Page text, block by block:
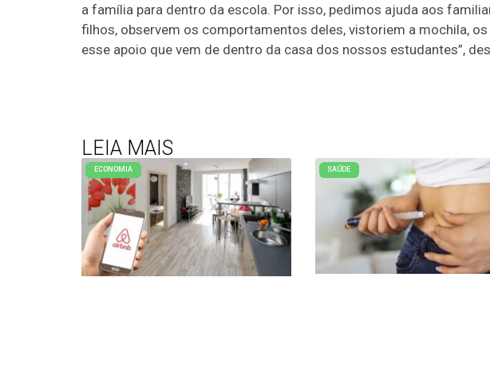
a família para dentro da escola. Por isso, pedimos ajuda aos
filhos, observem os comportamentos deles, vistoriem a mochila,
esse apoio que vem de dentro da casa dos nossos estudantes”,
LEIA MAIS
ECONOMIA SAÚDE